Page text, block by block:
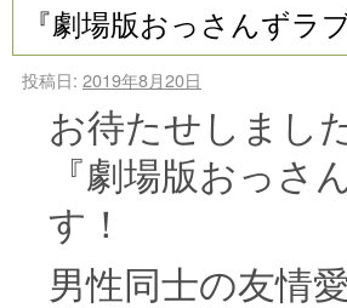
『劇場版おっさんずラ
投稿日: 2019年8月20日
お待たせしまし
『劇場版おっさ
す！
男性同士の友情